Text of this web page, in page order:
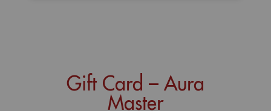
Gift Card – Aura
Master